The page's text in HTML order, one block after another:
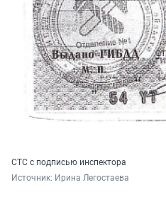
СТС с подписью инспектора
Источник: Ирина Легостаева